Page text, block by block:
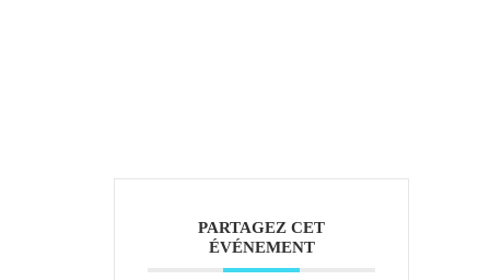
PARTAGEZ CET
ÉVÉNEMENT